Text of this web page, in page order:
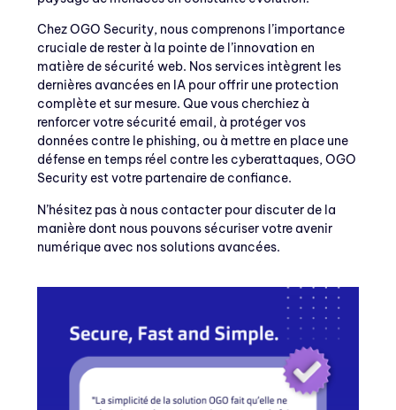
Chez OGO Security, nous comprenons l’importance
cruciale de rester à la pointe de l’innovation en
matière de sécurité web. Nos services intègrent les
dernières avancées en IA pour offrir une protection
complète et sur mesure. Que vous cherchiez à
renforcer votre sécurité email, à protéger vos
données contre le phishing, ou à mettre en place une
défense en temps réel contre les cyberattaques, OGO
Security est votre partenaire de confiance.
N’hésitez pas à nous contacter pour discuter de la
manière dont nous pouvons sécuriser votre avenir
numérique avec nos solutions avancées.